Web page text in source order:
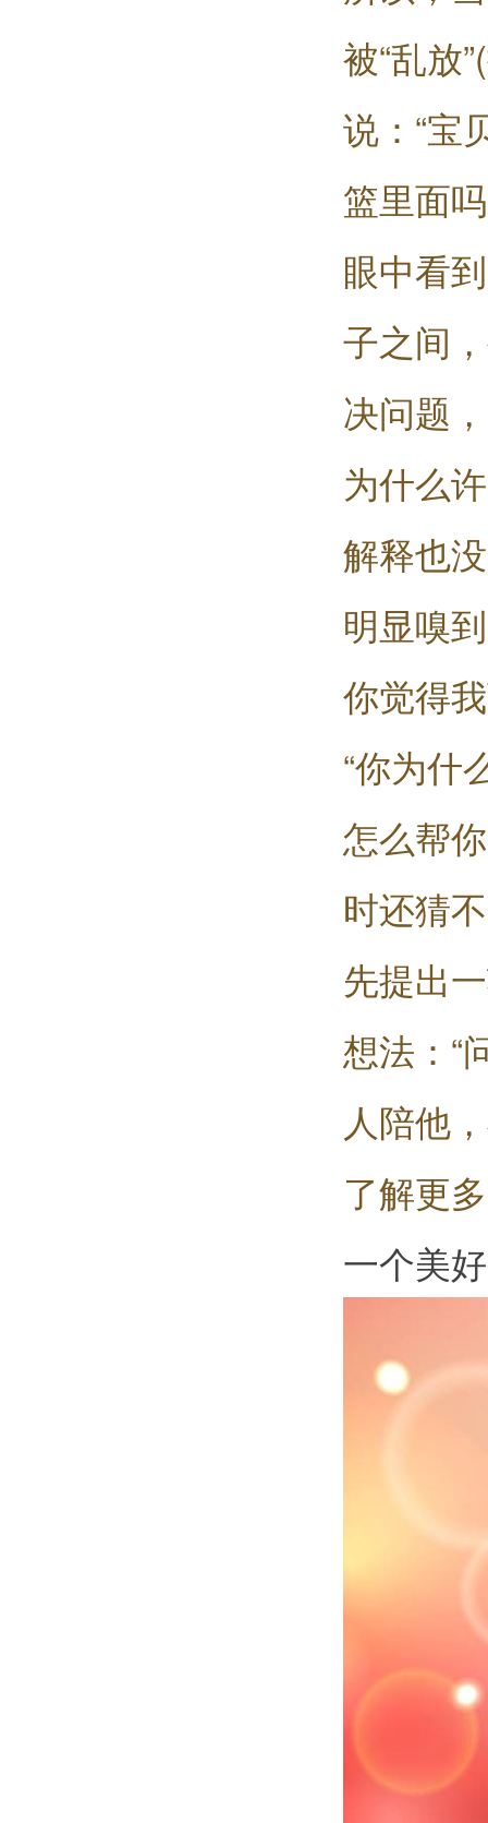
被“乱放
说：“宝
篮里面
眼中看
子之间
决问题
为什么
解释也
明显嗅
你觉得
“你为什
怎么帮
时还猜
先提出
想法：“
人陪他
了解更
一个美